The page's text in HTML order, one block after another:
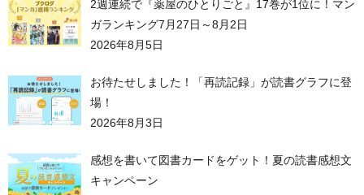
2週連続で『薬屋のひとりごと』17巻が1位に！マン
ガランキング7月27日～8月2日
2026年8月5日
お待たせしました！「再読記録」が読書グラフに登
場！
2026年8月3日
感想を書いて図書カードをゲット！夏の読書感想文
キャンペーン